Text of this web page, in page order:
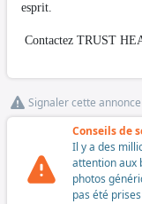
esprit.
Contactez TRUST
Signaler cette annonce
Conseils de
Il y a des
attention aux
photos
pas été